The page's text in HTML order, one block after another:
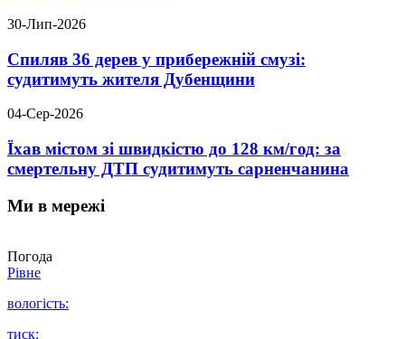
30-Лип-2026
Спиляв 36 дерев у прибережній смузі:
судитимуть жителя Дубенщини
04-Сер-2026
Їхав містом зі швидкістю до 128 км/год: за
смертельну ДТП судитимуть сарненчанина
Ми в мережі
Погода
Рівне
вологість:
тиск: